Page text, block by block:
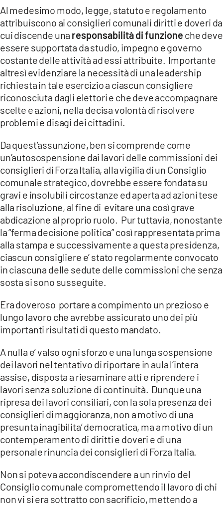
ANDROID
APPLE
Al medesimo modo, legge, statuto e regolamento
attribuiscono ai consiglieri comunali diritti e doveri da
cui discende una responsabilità di funzione che deve
essere supportata da studio, impegno e governo
costante delle attività ad essi attribuite. Importante
altresì evidenziare la necessità di una leadership
richiesta in tale esercizio a ciascun consigliere
riconosciuta dagli elettori e che deve accompagnare
scelte e azioni, nella decisa volontà di risolvere
problemi e disagi dei cittadini.
Da quest’assunzione, ben si comprende come
un’autosospensione dai lavori delle commissioni dei
consiglieri di Forza Italia, alla vigilia di un Consiglio
comunale strategico, dovrebbe essere fondata su
gravi e insolubili circostanze ed aperta ad azioni tese
alla risoluzione, al fine di evitare una così grave
abdicazione al proprio ruolo. Pur tuttavia, nonostante
la “ferma decisione politica” così rappresentata prima
alla stampa e successivamente a questa presidenza,
ciascun consigliere e’ stato regolarmente convocato
in ciascuna delle sedute delle commissioni che senza
sosta si sono susseguite.
Era doveroso portare a compimento un prezioso e
lungo lavoro che avrebbe assicurato uno dei più
importanti risultati di questo mandato.
A nulla e’ valso ogni sforzo e una lunga sospensione
dei lavori nel tentativo di riportare in aula l’intera
assise, disposta a riesaminare atti e riprendere i
lavori senza soluzione di continuità. Dunque una
ripresa dei lavori consiliari, con la sola presenza dei
consiglieri di maggioranza, non a motivo di una
presunta inagibilita’ democratica, ma a motivo di un
contemperamento di diritti e doveri e di una
personale rinuncia dei consiglieri di Forza Italia.
Non si poteva accondiscendere a un rinvio del
Consiglio comunale compromettendo il lavoro di chi
non vi si era sottratto con sacrificio, mettendo a